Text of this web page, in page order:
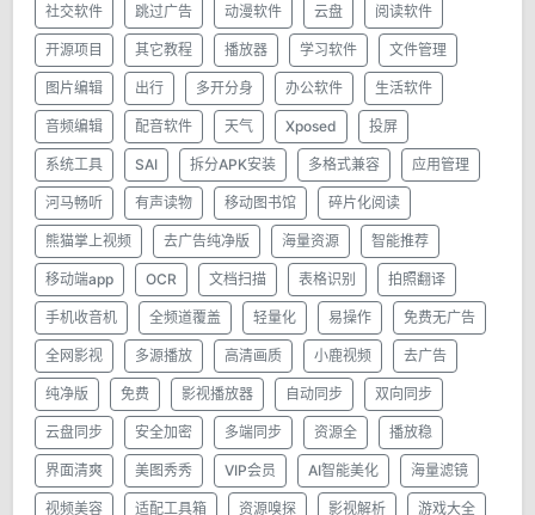
社交软件 跳过广告 动漫软件 云盘 阅读软件
开源项目 其它教程 播放器 学习软件 文件管理
图片编辑 出行 多开分身 办公软件 生活软件
音频编辑 配音软件 天气 Xposed 投屏
系统工具 SAI 拆分APK安装 多格式兼容 应用管理
河马畅听 有声读物 移动图书馆 碎片化阅读
熊猫掌上视频 去广告纯净版 海量资源 智能推荐
移动端app OCR 文档扫描 表格识别 拍照翻译
手机收音机 全频道覆盖 轻量化 易操作 免费无广告
全网影视 多源播放 高清画质 小鹿视频 去广告
纯净版 免费 影视播放器 自动同步 双向同步
云盘同步 安全加密 多端同步 资源全 播放稳
界面清爽 美图秀秀 VIP会员 AI智能美化 海量滤镜
视频美容 适配工具箱 资源嗅探 影视解析 游戏大全